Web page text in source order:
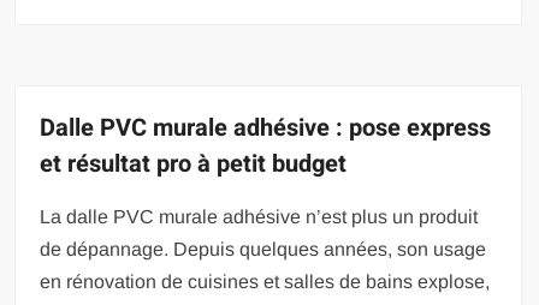
Dalle PVC murale adhésive : pose express
et résultat pro à petit budget
La dalle PVC murale adhésive n’est plus un produit
de dépannage. Depuis quelques années, son usage
en rénovation de cuisines et salles de bains explose,